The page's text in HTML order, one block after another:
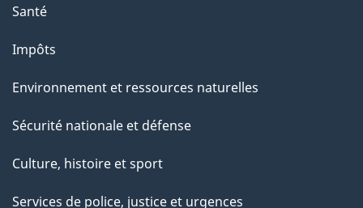
Santé
Impôts
Environnement et ressources naturelles
Sécurité nationale et défense
Culture, histoire et sport
Services de police, justice et urgences